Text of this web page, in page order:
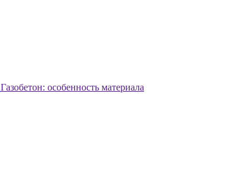
Газобетон: особенность материала